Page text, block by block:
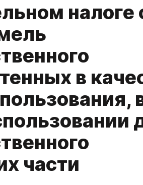
налоге
в
части